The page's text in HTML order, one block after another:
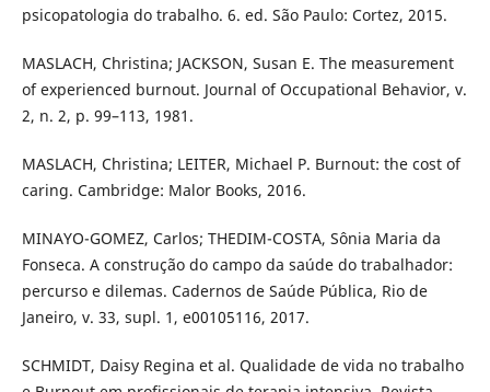
psicopatologia do trabalho. 6. ed. São Paulo: Cortez, 2015.
MASLACH, Christina; JACKSON, Susan E. The measurement
of experienced burnout. Journal of Occupational Behavior, v.
2, n. 2, p. 99–113, 1981.
MASLACH, Christina; LEITER, Michael P. Burnout: the cost of
caring. Cambridge: Malor Books, 2016.
MINAYO-GOMEZ, Carlos; THEDIM-COSTA, Sônia Maria da
Fonseca. A construção do campo da saúde do trabalhador:
percurso e dilemas. Cadernos de Saúde Pública, Rio de
Janeiro, v. 33, supl. 1, e00105116, 2017.
SCHMIDT, Daisy Regina et al. Qualidade de vida no trabalho